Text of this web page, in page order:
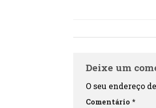
Deixe um
O seu endereço
Comentário *